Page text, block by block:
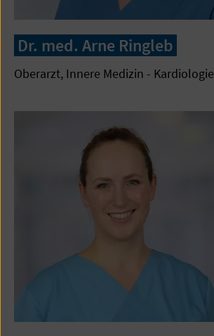
Dr. med. Arne Ringleb
Oberarzt, Innere Medizin - Kardiologie